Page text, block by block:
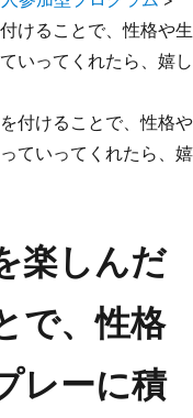
けることで、性格や生
いってくれたら、嬉し
楽しんだ
で、性格
レーに積